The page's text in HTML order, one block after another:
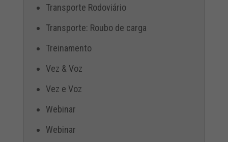
Transporte Rodoviário
Transporte: Roubo de carga
Treinamento
Vez & Voz
Vez e Voz
Webinar
Webinar